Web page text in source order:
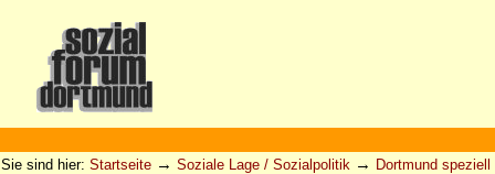
Werkzeuge
Sie sind hier: Startseite → Soziale Lage / Sozialpolitik → Dortmund speziell